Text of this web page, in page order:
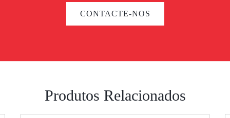
CONTACTE-NOS
Produtos Relacionados